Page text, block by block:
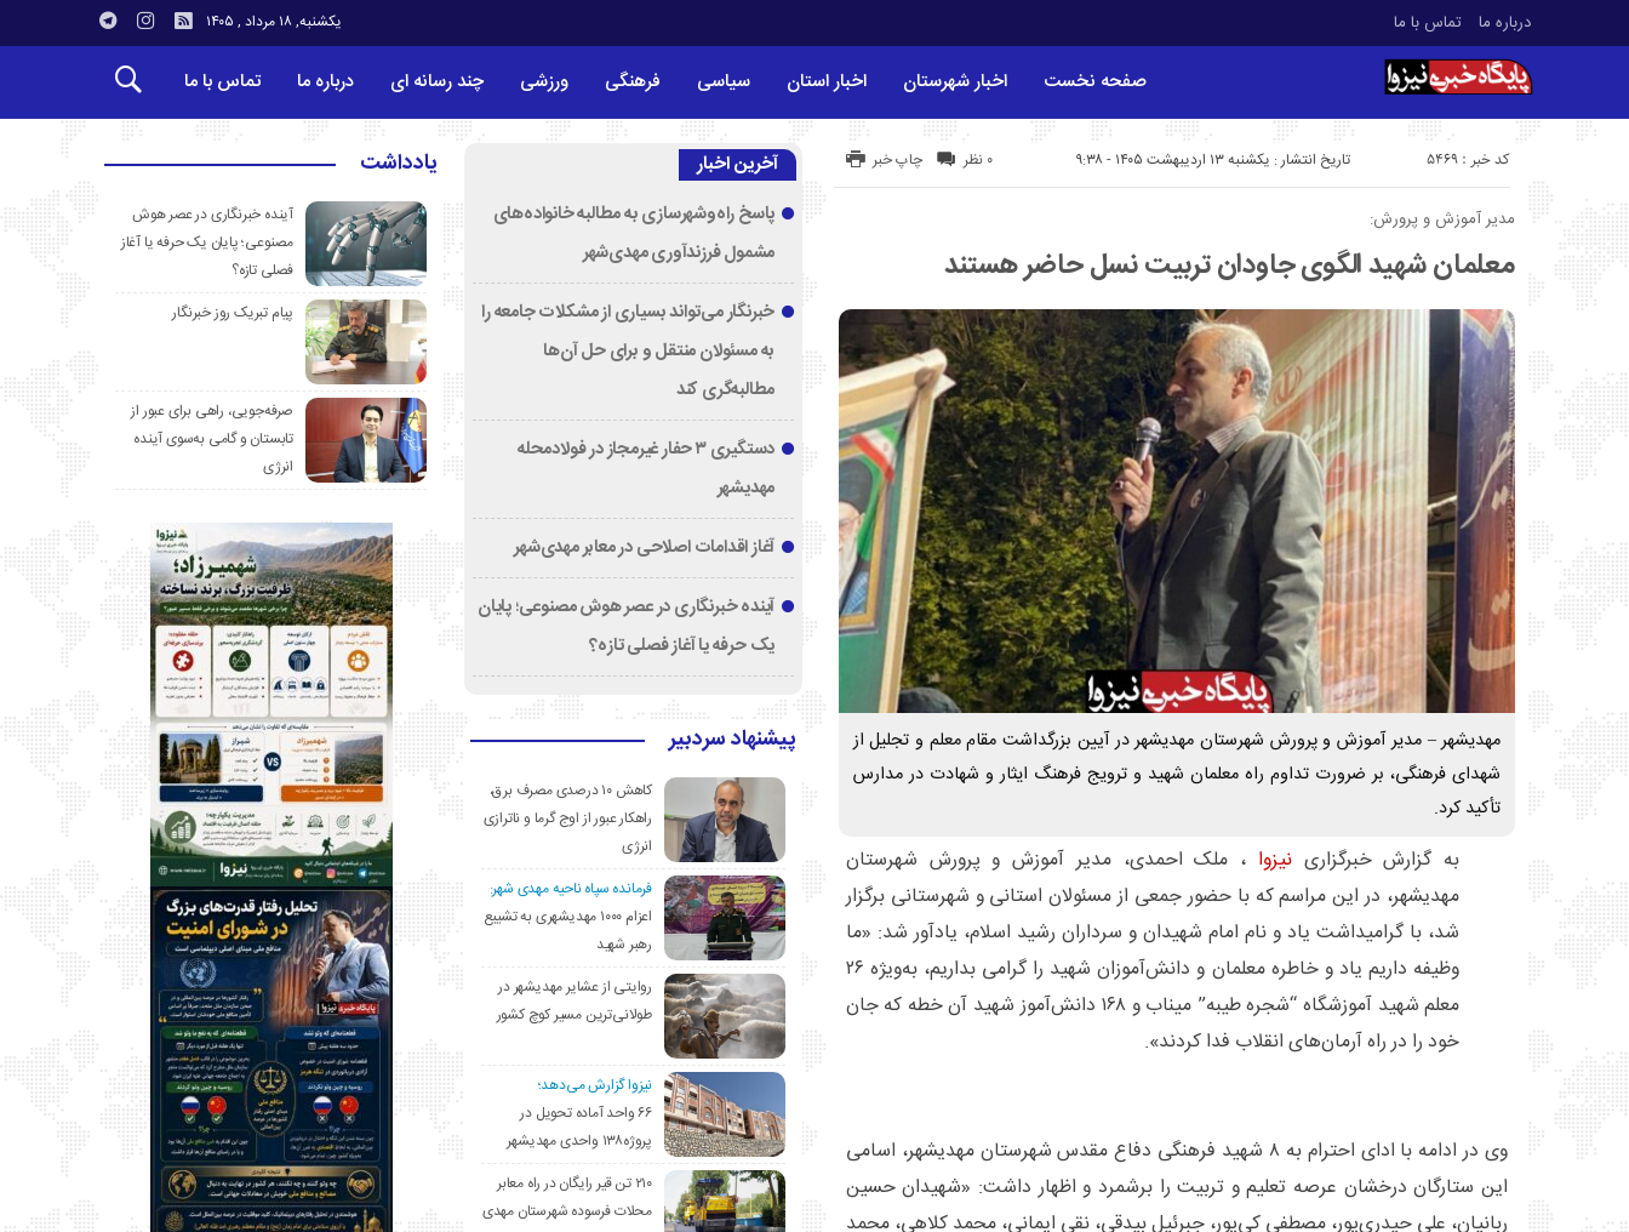
درباره ما تماس با ما یکشنبه, ۱۸ مرداد , ۱۴۰۵
صفحه نخست اخبار شهرستان اخبار استان سیاسی فرهنگی ورزشی چند رسانه ای درباره ما تماس با ما
تاریخ انتشار : یکشنبه ۱۳ اردیبهشت ۱۴۰۵ - ۹:۳۸ کد خبر : 5469 چاپ خبر ۰ نظر
مدیر آموزش و پرورش:
معلمان شهید الگوی جاودان تربیت نسل حاضر هستند
مهدیشهر – مدیر آموزش و پرورش شهرستان مهدیشهر در آیین بزرگداشت مقام معلم و تجلیل از
شهدای فرهنگی، بر ضرورت تداوم راه معلمان شهید و ترویج فرهنگ ایثار و شهادت در مدارس
تأکید کرد.
به گزارش خبرگزارینیزوا ، ملک احمدی، مدیر آموزش و پرورش شهرستان
مهدیشهر، در این مراسم که با حضور جمعی از مسئولان استانی و شهرستانی برگزار
شد، با گرامیداشت یاد و نام امام شهیدان و سرداران رشید اسلام، یادآور شد: «ما
وظیفه داریم یاد و خاطره معلمان و دانش‌آموزان شهید را گرامی بداریم، به‌ویژه ۲۶
معلم شهید آموزشگاه “شجره طیبه” میناب و ۱۶۸ دانش‌آموز شهید آن خطه که جان
خود را در راه آرمان‌های انقلاب فدا کردند».
وی در ادامه با ادای احترام به ۸ شهید فرهنگی دفاع مقدس شهرستان مهدیشهر، اسامی
این ستارگان درخشان عرصه تعلیم و تربیت را برشمرد و اظهار داشت: «شهیدان حسین
ربانیان، علی حیدری‌پور، مصطفی کی‌پور، جبرئیل بیدقی، نقی ایمانی، محمد کلاهی، محمد
آخرین اخبار
پاسخ راه‌وشهرسازی به مطالبه خانواده‌های
مشمول فرزندآوری مهدی‌شهر
خبرنگار می‌تواند بسیاری از مشکلات جامعه را
به مسئولان منتقل و برای حل آن‌ها
مطالبه‌گری کند
دستگیری ۳ حفار غیرمجاز در فولادمحله
مهدیشهر
آغاز اقدامات اصلاحی در معابر مهدی‌شهر
آینده خبرنگاری در عصر هوش مصنوعی؛ پایان
یک حرفه یا آغاز فصلی تازه؟
پیشنهاد سردبیر
کاهش ۱۰ درصدی مصرف برق،
راهکار عبور از اوج گرما و ناترازی
انرژی
فرمانده سپاه ناحیه مهدی شهر:
اعزام ۱۰۰۰ مهدیشهری به تشییع
رهبر شهید
روایتی از عشایر مهدیشهر در
طولانی‌ترین مسیر کوچ کشور
نیزوا گزارش می‌دهد؛
۶۶ واحد آماده تحویل در
پروژه۱۳۸ واحدی مهدیشهر
۲۱۰ تن قیر رایگان در راه معابر
محلات فرسوده شهرستان مهدی
یادداشت
آینده خبرنگاری در عصر هوش
مصنوعی؛ پایان یک حرفه یا آغاز
فصلی تازه؟
پیام تبریک روز خبرنگار
صرفه‌جویی، راهی برای عبور از
تابستان و گامی به‌سوی آینده
انرژی